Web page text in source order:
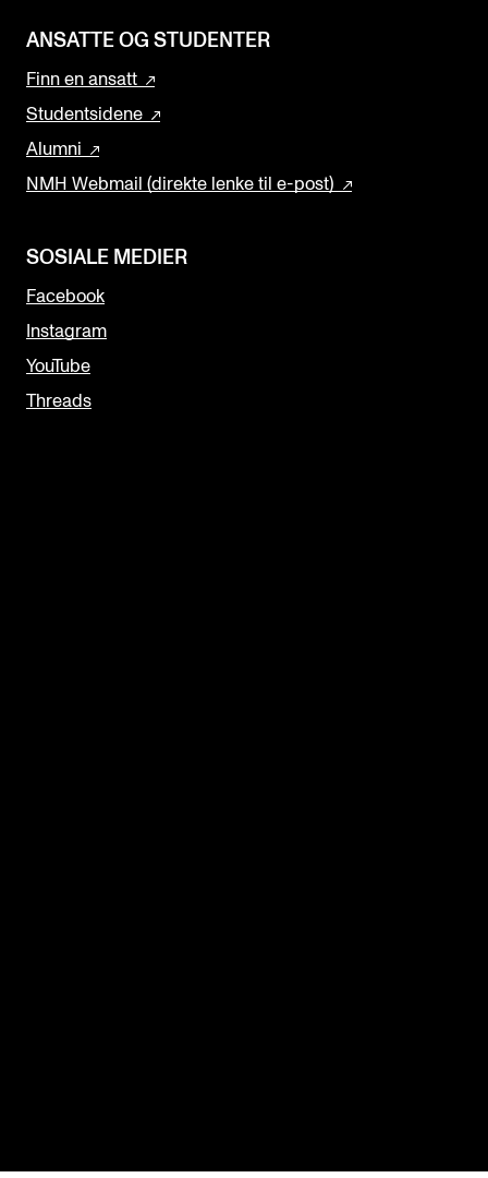
ANSATTE OG STUDENTER
Finn en ansatt
Studentsidene
Alumni
NMH Webmail (direkte lenke til e-post)
SOSIALE MEDIER
Facebook
Instagram
YouTube
Threads